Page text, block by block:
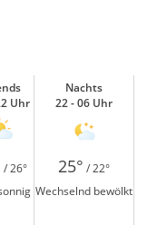
Uhr
Nachts
22 - 06 Uhr
/ 26° 25° / 22°
Wechselnd bewölkt